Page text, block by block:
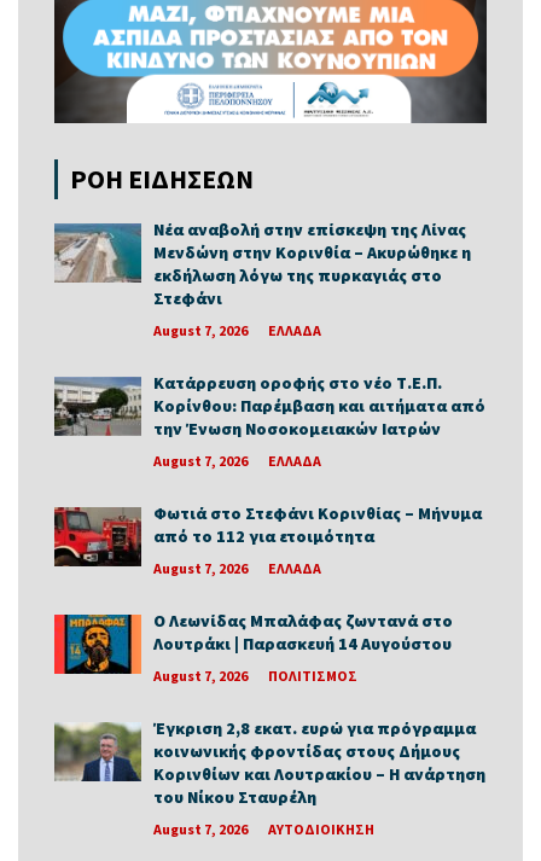
ΡΟΗ ΕΙΔΗΣΕΩΝ
Νέα αναβολή στην επίσκεψη της Λίνας
Μενδώνη στην Κορινθία – Ακυρώθηκε η
εκδήλωση λόγω της πυρκαγιάς στο
Στεφάνι
August 7, 2026 ΕΛΛΑΔΑ
Κατάρρευση οροφής στο νέο Τ.Ε.Π.
Κορίνθου: Παρέμβαση και αιτήματα από
την Ένωση Νοσοκομειακών Ιατρών
August 7, 2026 ΕΛΛΑΔΑ
Φωτιά στο Στεφάνι Κορινθίας – Μήνυμα
από το 112 για ετοιμότητα
August 7, 2026 ΕΛΛΑΔΑ
Ο Λεωνίδας Μπαλάφας ζωντανά στο
Λουτράκι | Παρασκευή 14 Αυγούστου
August 7, 2026 ΠΟΛΙΤΙΣΜΟΣ
Έγκριση 2,8 εκατ. ευρώ για πρόγραμμα
κοινωνικής φροντίδας στους Δήμους
Κορινθίων και Λουτρακίου – Η ανάρτηση
του Νίκου Σταυρέλη
August 7, 2026 ΑΥΤΟΔΙΟΙΚΗΣΗ